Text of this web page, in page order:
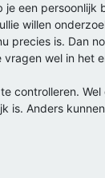
een
willen
precies is. Dan
wel in het
controlleren.
Anders